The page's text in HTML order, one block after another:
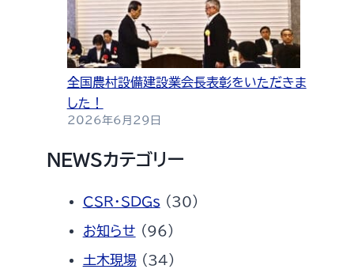
全国農村設備建設業会長表彰をいただきま
した！
2026年6月29日
NEWSカテゴリー
CSR・SDGs (30)
お知らせ (96)
土木現場(34)